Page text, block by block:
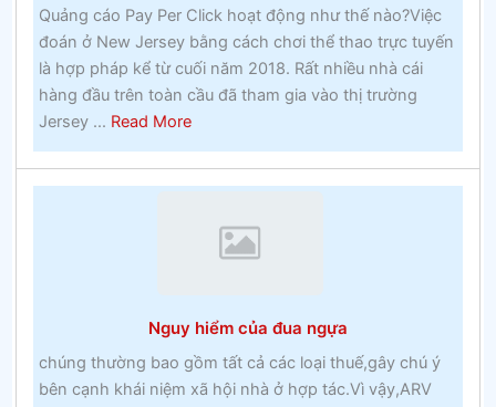
xung
quanh
bạn
–
Đánh
bạc
Quảng cáo Pay Per Click hoạt động như thế nào?Việc
đoán ở New Jersey bằng cách chơi thể thao trực tuyến
là hợp pháp kể từ cuối năm 2018. Rất nhiều nhà cái
hàng đầu trên toàn cầu đã tham gia vào thị trường
Jersey ... Read Moreabout
Quảng
cáo
Click
như
thế
nàocá
Nguy hiểm của đua ngựa
chúng thường bao gồm tất cả các loại thuế,gây chú ý
bên cạnh khái niệm xã hội nhà ở hợp tác.Vì vậy,ARV